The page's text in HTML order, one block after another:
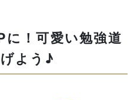
！可愛い勉強道
よう♪